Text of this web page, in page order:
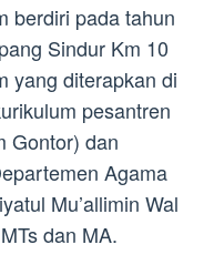
berdiri pada tahun
Sindur Km 10
yang diterapkan di
pesantren
Gontor) dan
Agama
Mu’allimin Wal
dan MA.